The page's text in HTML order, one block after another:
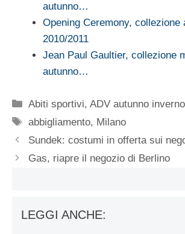
autunno…
Opening Ceremony, collezione
2010/2011
Jean Paul Gaultier, collezione
autunno…
Categorie
Abiti sportivi,ADV autunno inverno
Tag
abbigliamento, Milano
Sundek: costumi in offerta sui
Gas, riapre il negozio di Berlino
LEGGI ANCHE: